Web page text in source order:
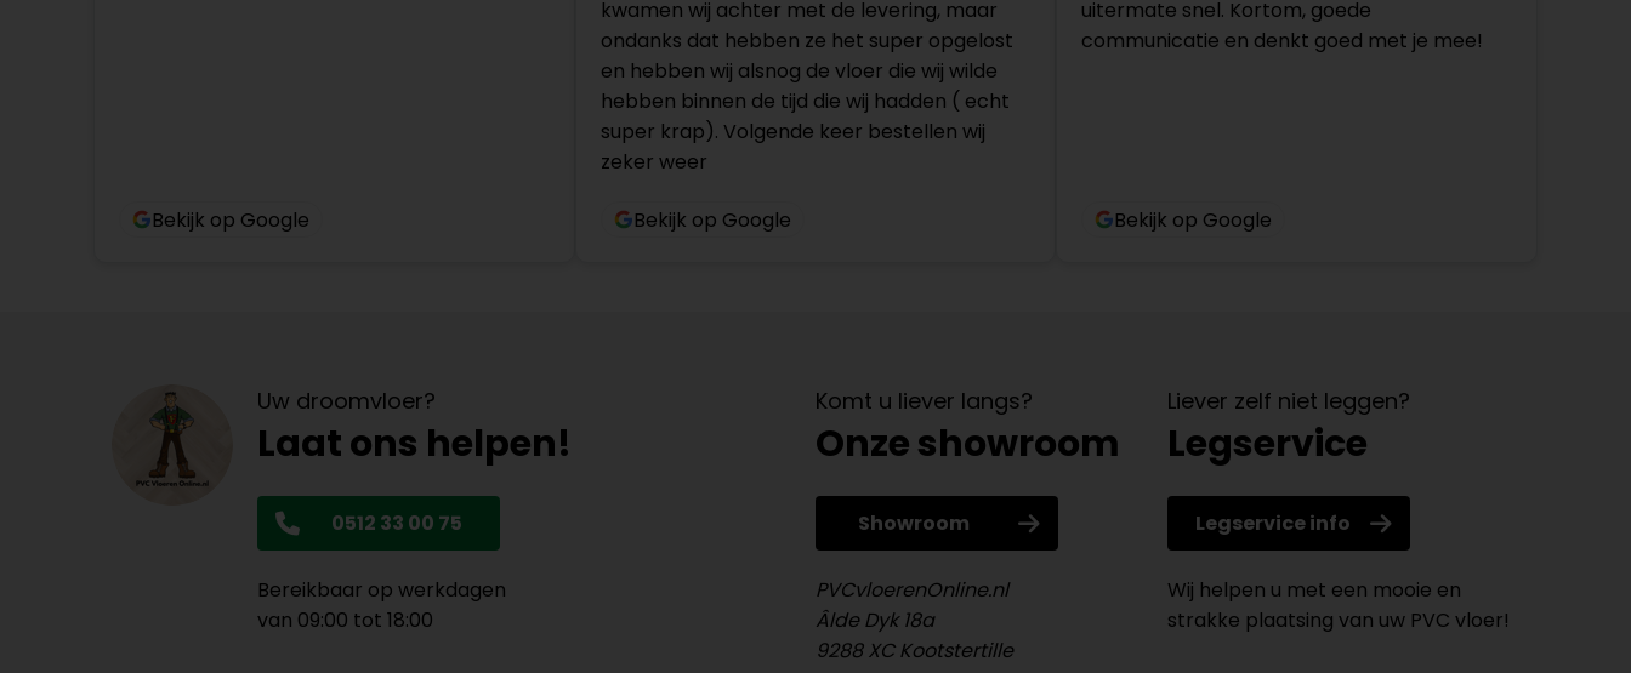
Bekijk op Google
kwamen wij achter met de levering, maar
ondanks dat hebben ze het super opgelost
en hebben wij alsnog de vloer die wij wilde
hebben binnen de tijd die wij hadden ( echt
super krap). Volgende keer bestellen wij
zeker weer
Bekijk op Google
uitermate snel. Kortom, goede
communicatie en denkt goed met je mee!
Bekijk op Google
Uw droomvloer?
Laat ons helpen!
0512 33 00 75
Bereikbaar op werkdagen
van 09:00 tot 18:00
Komt u liever langs?
Onze showroom
Showroom
PVCvloerenOnline.nl
Âlde Dyk 18a
9288 XC Kootstertille
Liever zelf niet leggen?
Legservice
Legservice info
Wij helpen u met een mooie en
strakke plaatsing van uw PVC vloer!